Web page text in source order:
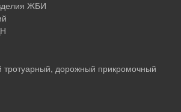
ЖБИ
тротуарный, дорожный прикромочный